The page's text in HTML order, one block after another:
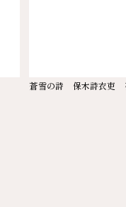
蒼雪の詩 保木詩衣吏